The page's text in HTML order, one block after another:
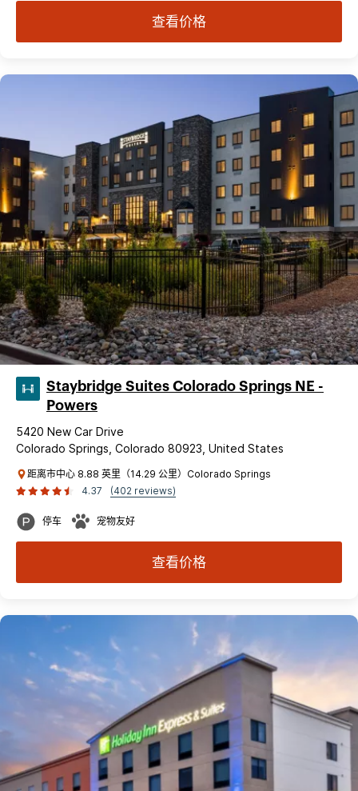
查看价格
Staybridge Suites Colorado Springs NE -
Powers
5420 New Car Drive
Colorado Springs, Colorado 80923, United States
距离市中心 8.88 英里（14.29 公里）Colorado Springs
4.37
(402 reviews)
停车 宠物友好
查看价格